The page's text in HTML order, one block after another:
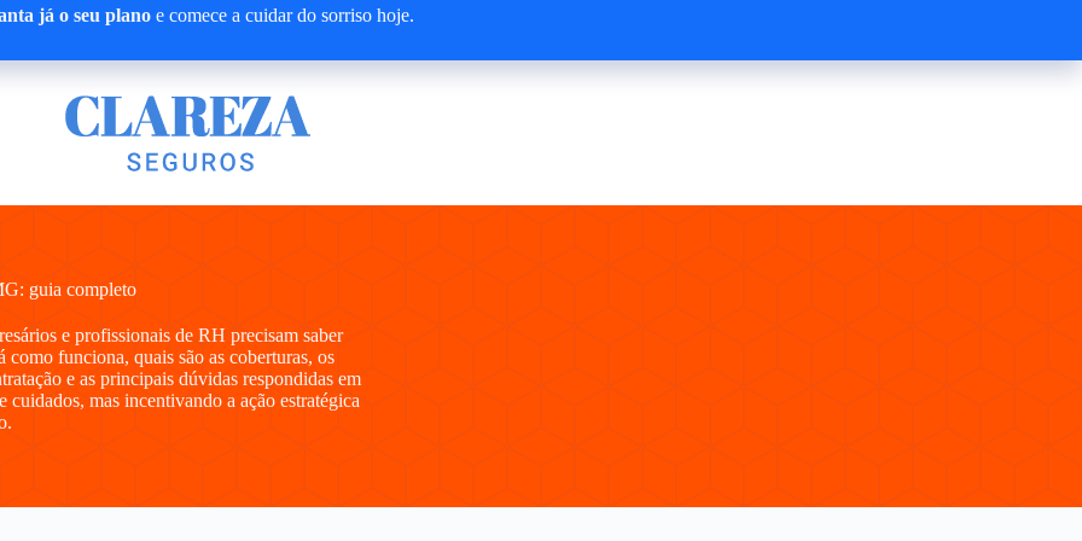
já o seu planoe comece a cuidar do sorriso hoje.
guia completo
e profissionais de RH precisam saber
funciona, quais são as coberturas, os
e as principais dúvidas respondidas em
mas incentivando a ação estratégica